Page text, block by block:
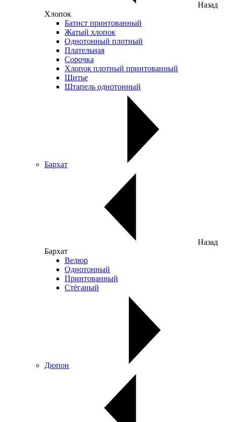
Назад
Хлопок
Батист принтованный
Жатый хлопок
Однотонный плотный
Плательная
Сорочка
Хлопок плотный принтованный
Шитье
Штапель однотонный
Бархат
Назад
Бархат
Велюр
Однотонный
Принтованный
Стёганый
Дюпон